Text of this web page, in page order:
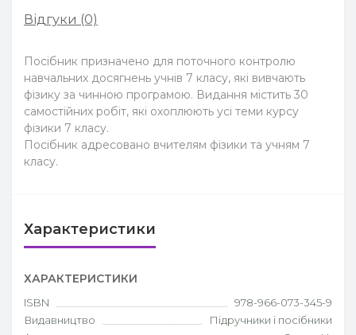
Відгуки (0)
Посібник призначено для поточного контролю
навчальних досягнень учнів 7 класу, які вивчають
фізику за чинною програмою. Видання містить 30
самостійних робіт, які охоплюють усі теми курсу
фізики 7 класу.
Посібник адресовано вчителям фізики та учням 7
класу.
Характеристики
ХАРАКТЕРИСТИКИ
ISBN
978-966-073-345-9
Видавництво
Підручники і посібники